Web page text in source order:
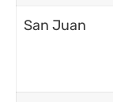
San Juan